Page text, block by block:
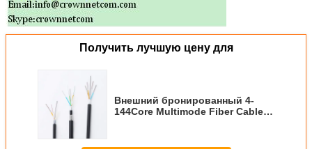
Получить лучшую цену для
Внешний бронированный 4-
144Core Multimode Fiber Cable